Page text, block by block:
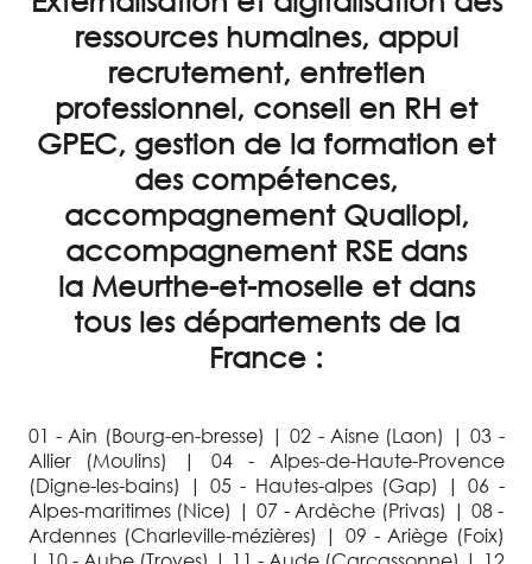
ressources humaines, appui
recrutement, entretien
professionnel, conseil en RH et
GPEC, gestion de la formation et
des compétences,
accompagnement Qualiopi,
accompagnement RSE dans
la Meurthe-et-moselle et dans
tous les départements de la
France :
01 - Ain (Bourg-en-bresse) | 02 - Aisne (Laon) | 03 -
Allier (Moulins) | 04 - Alpes-de-Haute-Provence
(Digne-les-bains) | 05 - Hautes-alpes (Gap) | 06 -
Alpes-maritimes (Nice) | 07 - Ardèche (Privas) | 08 -
Ardennes (Charleville-mézières) | 09 - Ariège (Foix)